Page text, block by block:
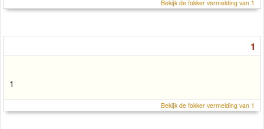
Bekijk de fokker vermelding van 1
1
1
Bekijk de fokker vermelding van 1